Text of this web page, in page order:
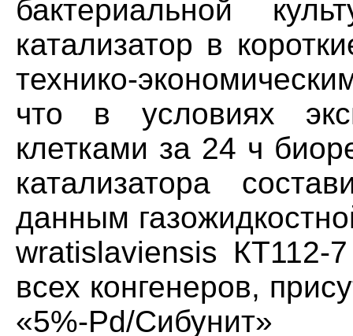
бактериальной
катализатор в
технико-
что в условиях
клетками за 24 ч
катализатора
данным
wratislaviensis КТ112-
всех конгенеров,
«5%-Рd/